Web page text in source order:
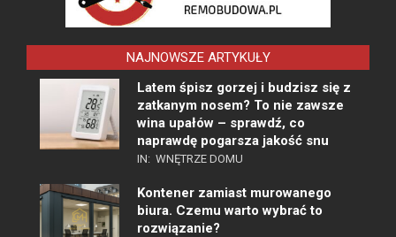
NAJNOWSZE ARTYKUŁY
Latem śpisz gorzej i budzisz się z
zatkanym nosem? To nie zawsze
wina upałów – sprawdź, co
naprawdę pogarsza jakość snu
IN: WNĘTRZE DOMU
Kontener zamiast murowanego
biura. Czemu warto wybrać to
rozwiązanie?